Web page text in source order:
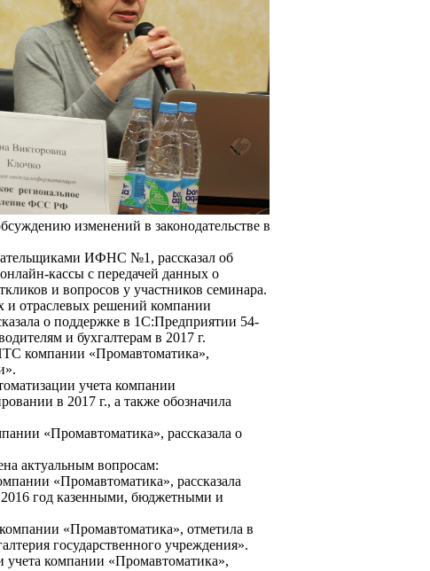
изменений в законодательстве в
ИФНС №1, рассказал об
кассы с передачей данных о
и вопросов у участников семинара.
и отраслевых решений компании
о поддержке в 1С:Предприятии 54-
и бухгалтерам в 2017 г.
компании «Промавтоматика»,
учета компании
в 2017 г., а также обозначила
«Промавтоматика», рассказала о
актуальным вопросам:
«Промавтоматика», рассказала
2016 год казенными, бюджетными и
«Промавтоматика», отметила в
государственного учреждения».
учета компании «Промавтоматика»,